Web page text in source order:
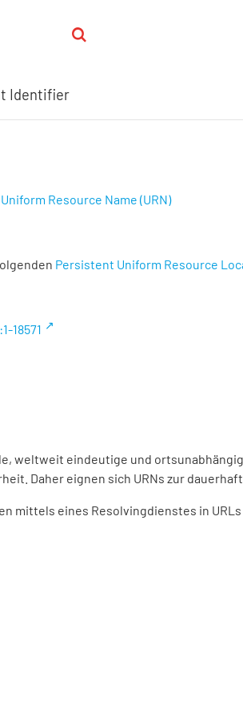
Identifier
Uniform Resource Name (URN)
Persistent Uniform Resource
18571
weltweit eindeutige und
Daher eignen sich URNs zur
mittels eines Resolvingdienstes in